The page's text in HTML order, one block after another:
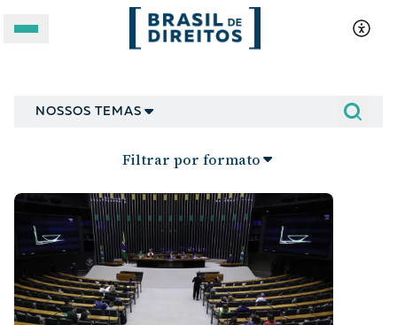
LGBTQIA+
NOSSOS TEMAS
Filtrar por formato